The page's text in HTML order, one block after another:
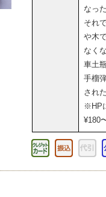
なった
それ
や木
なく
車土
手榴
された
※HP
¥180